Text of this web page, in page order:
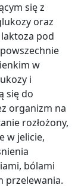
się z
oraz
pod
w
i
się do
organizm na
rozłożony,
w jelicie,
bólami
przelewania.